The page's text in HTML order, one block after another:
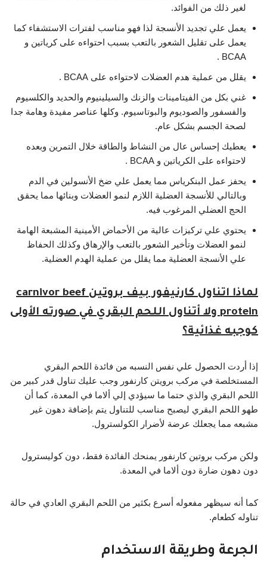
لغير ذلك من الفوائد.
يعمل علي تجديد الأنسجة لذا فهو مناسب لفترات الاستشفاء كما
يعمل على تقليل الشعور بالتعب بسبب احتواءه على كرياتين و
BCAA .
يقلل من عملية هدم العضلات لاحتواءه على BCAA .
غني بكل من الفيتامينات والزنك والسيلينيوم والحديد والكلسيوم
والفسفور والصوديوم والبوتاسيوم. وكلها عناصر مفيدة وهامة جدا
لصحة الجسم بشكل عام.
يعطيك إحساس عال من النشاط والطاقة خلال التمرين وبعده
لاحتواءه على الكرياتين و BCAA .
يحفز عمل البنكرياس مما يعمل علي ضخ الأنسولين في الدم
وبالتالي للأنسجة العضلية اللازم لنمو العضلات وبنائها مما يحقق
الحج العضلي المرغوب فيه.
يحتوي علي تركيزات عالية من الأحماض الأمينية المشبعة الهامة
لنمو العضلات وتأخير الشعور بالتعب والإرهاق وكذلك الحفاظ
علي الأنسجة العضلية مما يقلل من عملية الهدم العضلية.
لماذا اتناول كارنيفور بيف بروتين carnivor beef
protein ولا أتناول اللحم البقري في صورته الأولى
كوجبه غذائية؟
إذا أردت الحصول علي نفس النسبه من فائدة اللحم البقري
المستخلصة في مركب برويتن كارنفور وجب عليك تناول قدر كبير من
اللحم البقري والذي حتما ما سيؤدي إلي ألاما في المعدة، كما أن
طهو اللحم البقري ليصبح مناسب للتناول يتم بإضافة دهون غير
مشبعه مما يجعلك عرضة لأضرار الكولسترول.
ولكن مركب بروتين كارنفور يمنحك الفائدة فقط، دون كوليسترول
دون دهون ضارة دون ألاما في المعدة.
كما أنه سيظهر مفعوله أسرع بكثير من اللحم البقري العادي في حالة
تناوله كطعام.
الجرعة وطريقة الاستخدام